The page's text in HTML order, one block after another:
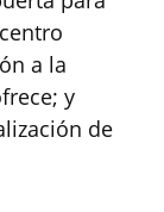
a la
y
de